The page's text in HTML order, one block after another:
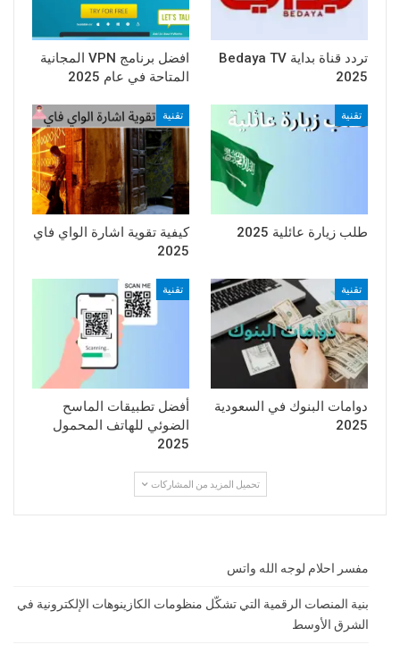
تردد قناة بداية Bedaya TV
2025
افضل برنامج VPN المجانية
المتاحة في عام 2025
تقنية
طلب زيارة عائلية 2025
تقنية
كيفية تقوية اشارة الواي فاي
2025
تقنية
دوامات البنوك في السعودية
2025
تقنية
أفضل تطبيقات الماسح
الضوئي للهاتف المحمول
2025
تحميل المزيد من المشاركات
مفسر احلام لوجه الله واتس
بنية المنصات الرقمية التي تشكّل منظومات الكازينوهات الإلكترونية في
الشرق الأوسط